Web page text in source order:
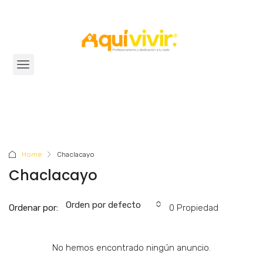
Home Chaclacayo
Chaclacayo
0 Propiedad
Ordenar por: Orden por defecto
No hemos encontrado ningún anuncio.